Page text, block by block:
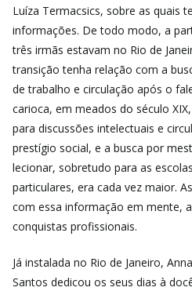
Luíza Termacsics, sobre as quais
informações. De todo modo, a
três irmãs estavam no Rio de
transição tenha relação com a
de trabalho e circulação após o
carioca, em meados do século
para discussões intelectuais e
prestígio social, e a busca por
lecionar, sobretudo para as
particulares, era cada vez maior.
com essa informação em mente,
conquistas profissionais.
Já instalada no Rio de Janeiro,
Santos dedicou os seus dias à